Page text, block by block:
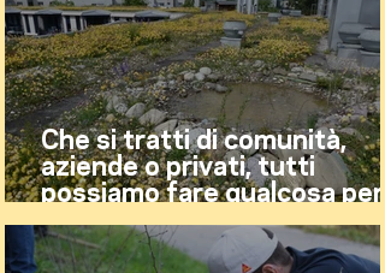
Che si tratti di comunità,
aziende o privati, tutti
possiamo fare qualcosa per
biodiversità!